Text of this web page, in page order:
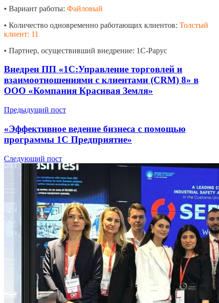
• Вариант работы: Файловый
• Количество одновременно работающих клиентов: Толстый
клиент: 11
• Партнер, осуществивший внедрение: 1С-Рарус
Внедрен ПП «1С:Управление торговлей и
взаимоотношениями с клиентами (CRM) 8» в
ООО «Компания Красивая Земля»
Предыдущий пост
«Эффективное ведение бизнеса с помощью
программы 1C Предприятие»
Следующий пост